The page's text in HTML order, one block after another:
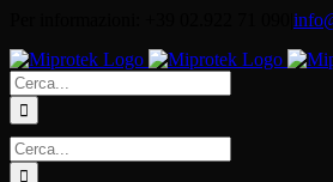
contenuto
Cerca
per:
Cerca
per: